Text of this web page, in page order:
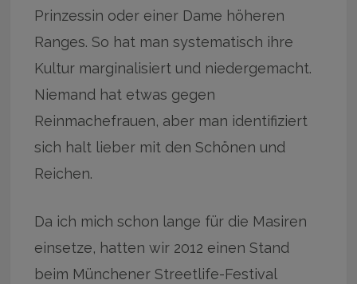
Prinzessin oder einer Dame höheren
Ranges. So hat man systematisch ihre
Kultur marginalisiert und niedergemacht.
Niemand hat etwas gegen
Reinmachefrauen, aber man identifiziert
sich halt lieber mit den Schönen und
Reichen.
Da ich mich schon lange für die Masiren
einsetze, hatten wir 2012 einen Stand
beim Münchener Streetlife-Festival